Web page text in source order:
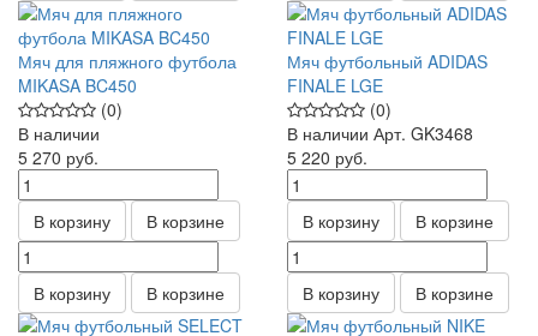
Мяч для пляжного футбола
MIKASA BC450
(0)
В наличии
5 270 руб.
В корзину В корзине
В корзину В корзине
Мяч футбольный ADIDAS
FINALE LGE
(0)
В наличии Арт. GK3468
5 220 руб.
В корзину В корзине
В корзину В корзине